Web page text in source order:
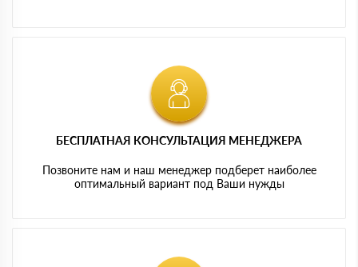
БЕСПЛАТНАЯ КОНСУЛЬТАЦИЯ МЕНЕДЖЕРА
Позвоните нам и наш менеджер подберет наиболее
оптимальный вариант под Ваши нужды